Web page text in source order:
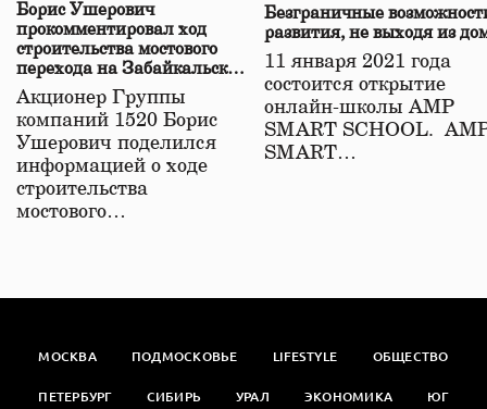
Борис Ушерович
прокомментировал ход
строительства мостового
перехода на Забайкальской
железной дороге
Акционер Группы
компаний 1520 Борис
Ушерович поделился
информацией о ходе
строительства
мостового…
Безграничные
развития, не выходя из
11 января 2021 года
состоится открытие
онлайн-школы АМР
SMART SCHOOL.
SMART…
МОСКВА ПОДМОСКОВЬЕ LIFESTYLE ОБЩЕСТВО
ПЕТЕРБУРГ СИБИРЬ УРАЛ ЭКОНОМИКА ЮГ